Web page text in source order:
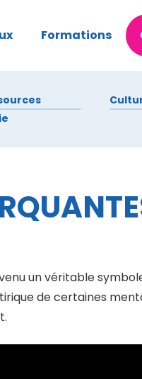
Formations
un véritable
de certaines